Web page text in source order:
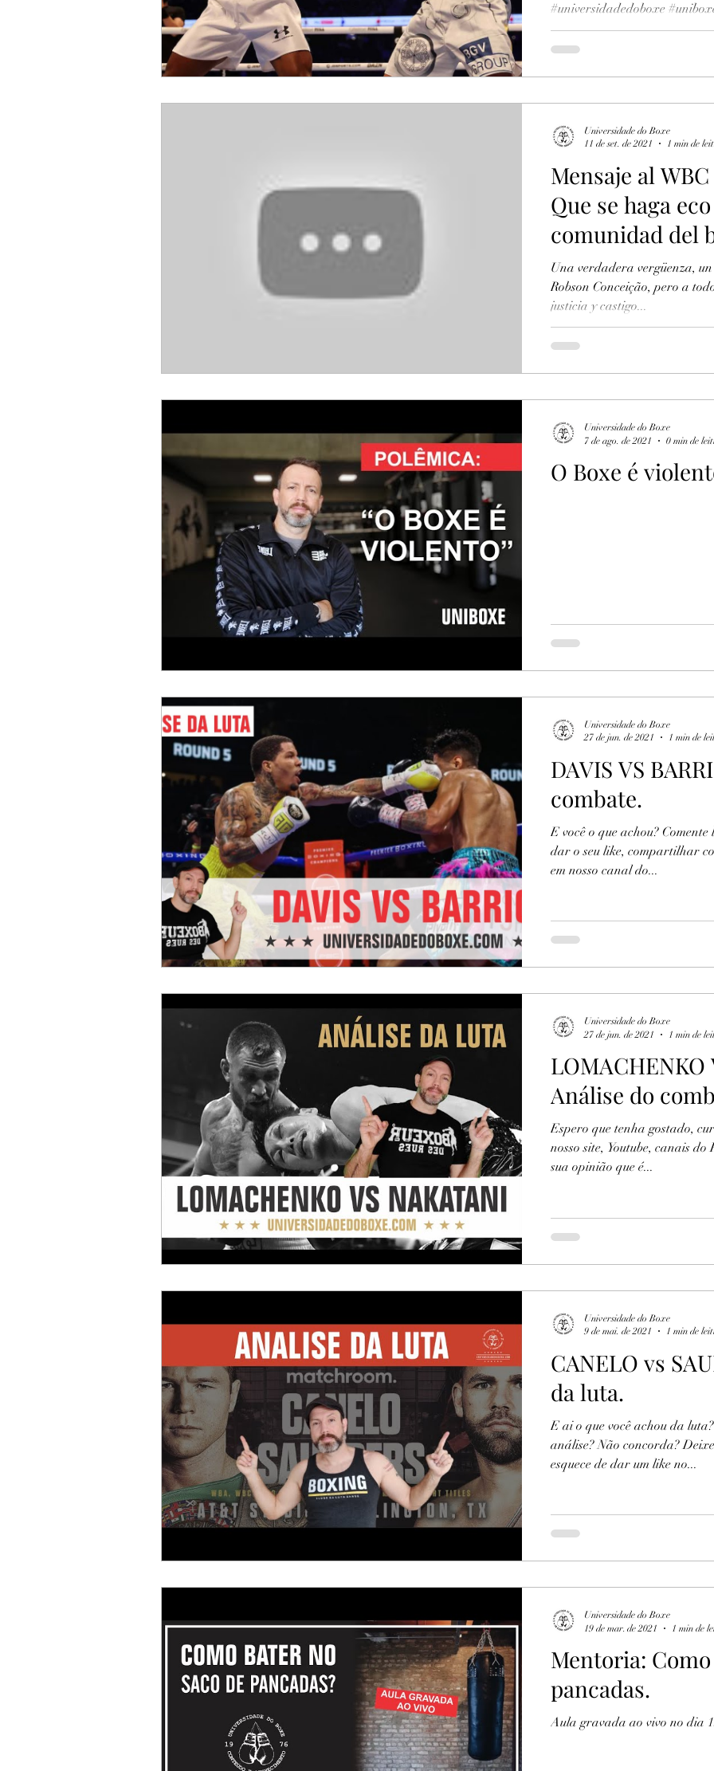
#universidadedoboxe
Mensaje al
Que se haga
comunidad del
Una verdadera vergüenza,
Robson Conceição, pero a
justicia y castigo...
Universidade do Boxe
11 de set. de 2021
1 min de
O Boxe é
Universidade do Boxe
7 de ago. de 2021
0 min de
DAVIS VS
combate.
E você o que achou?
dar o seu like, compartilhar
em nosso canal do...
Universidade do Boxe
27 de jun. de 2021
1 min de
LOMACHENKO
Análise do
Espero que tenha gostado,
nosso site, Youtube, canais
sua opinião que é...
Universidade do Boxe
27 de jun. de 2021
1 min de
CANELO vs
da luta.
E ai o que você achou da
análise? Não concorda?
esquece de dar um like no...
Universidade do Boxe
9 de mai. de 2021
1 min de
Mentoria:
pancadas.
Aula gravada ao vivo no dia
Universidade do Boxe
19 de mar. de 2021
1 min de